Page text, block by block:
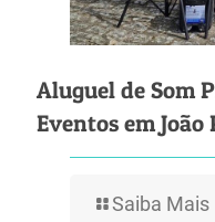
Aluguel de Som
Eventos em João
Saiba Mais